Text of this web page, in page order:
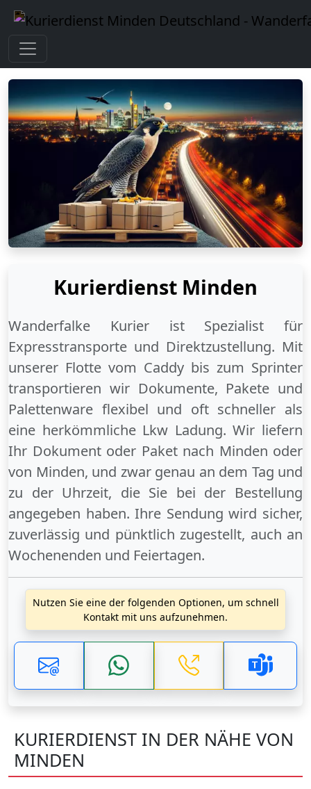
Kurierdienst Minden
Wanderfalke Kurier ist Spezialist für
Expresstransporte und Direktzustellung. Mit
unserer Flotte vom Caddy bis zum Sprinter
transportieren wir Dokumente, Pakete und
Palettenware flexibel und oft schneller als
eine herkömmliche Lkw Ladung. Wir liefern
Ihr Dokument oder Paket nach Minden oder
von Minden, und zwar genau an dem Tag und
zu der Uhrzeit, die Sie bei der Bestellung
angegeben haben. Ihre Sendung wird sicher,
zuverlässig und pünktlich zugestellt, auch an
Wochenenden und Feiertagen.
Nutzen Sie eine der folgenden Optionen, um schnell
Kontakt mit uns aufzunehmen.
KURIERDIENST IN DER NÄHE VON
MINDEN